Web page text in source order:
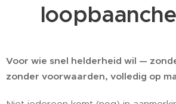
Voor wie snel helderheid wil —
zonder voorwaarden, volledig op